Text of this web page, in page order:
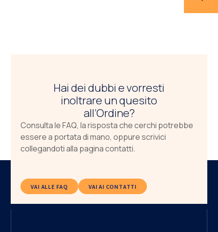
Hai dei dubbi e vorresti
inoltrare un quesito
all’Ordine?
Consulta le FAQ, la risposta che cerchi potrebbe
essere a portata di mano, oppure scrivici
collegandoti alla pagina contatti.
VAI ALLE FAQ VAI AI CONTATTI